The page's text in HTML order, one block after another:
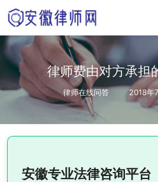
律师费由对方承担
律师在线问答 2018年
安徽专业法律咨询平台